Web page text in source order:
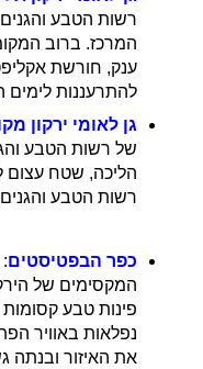
רשות הטבע
המרכז. ברוב
ענק, חורשת
להתרעננות לימים
גן לאומי ירקון
של רשות הטבע
הליכה, שטח עצום
רשות הטבע
כפר הבפטיסטים
המקסימים של
פינות טבע
נפלאות באוויר
את האיזור ובנתה